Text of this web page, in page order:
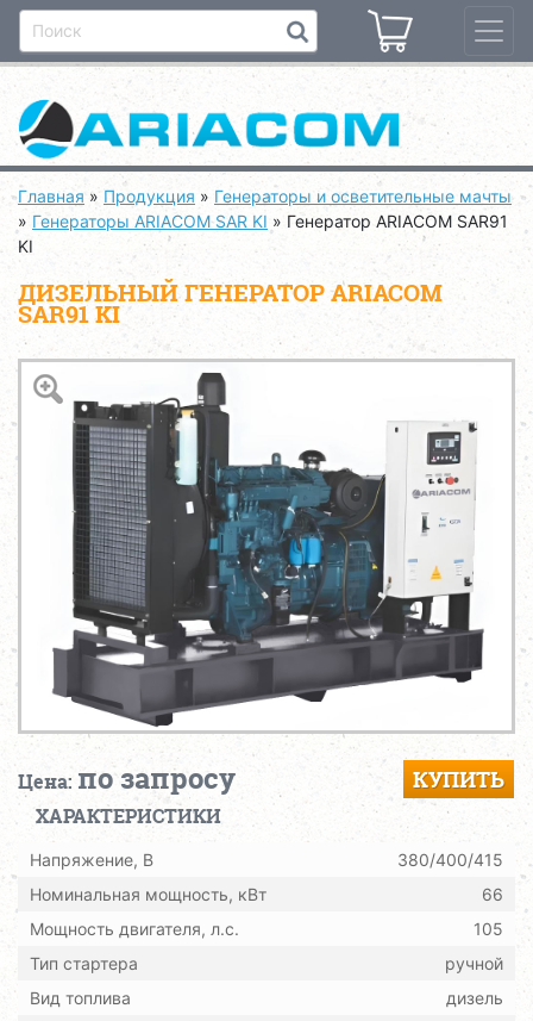
Главная » Продукция » Генераторы и осветительные мачты
» Генераторы ARIACOM SAR KI » Генератор ARIACOM SAR91
KI
ДИЗЕЛЬНЫЙ ГЕНЕРАТОР ARIACOM
SAR91 KI
Цена: по запросу КУПИТЬ
ХАРАКТЕРИСТИКИ
Напряжение, В
380/400/415
Номинальная мощность, кВт
66
Мощность двигателя, л.с.
105
Тип стартера
ручной
Вид топлива
дизель